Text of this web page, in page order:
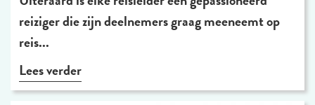
reiziger die zijn deelnemers graag meeneemt op
reis...
Lees verder